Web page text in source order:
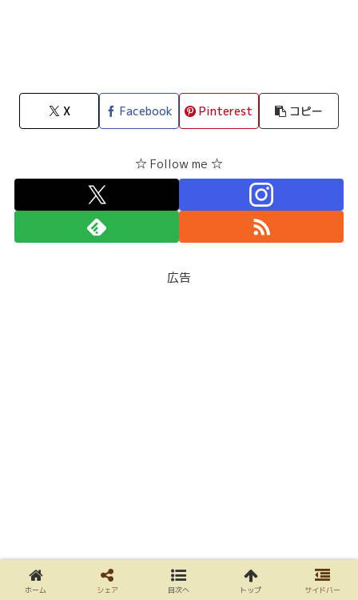
X Facebook Pinterest コピー
☆ Follow me ☆
広告
ホーム シェア 目次へ トップ サイドバー